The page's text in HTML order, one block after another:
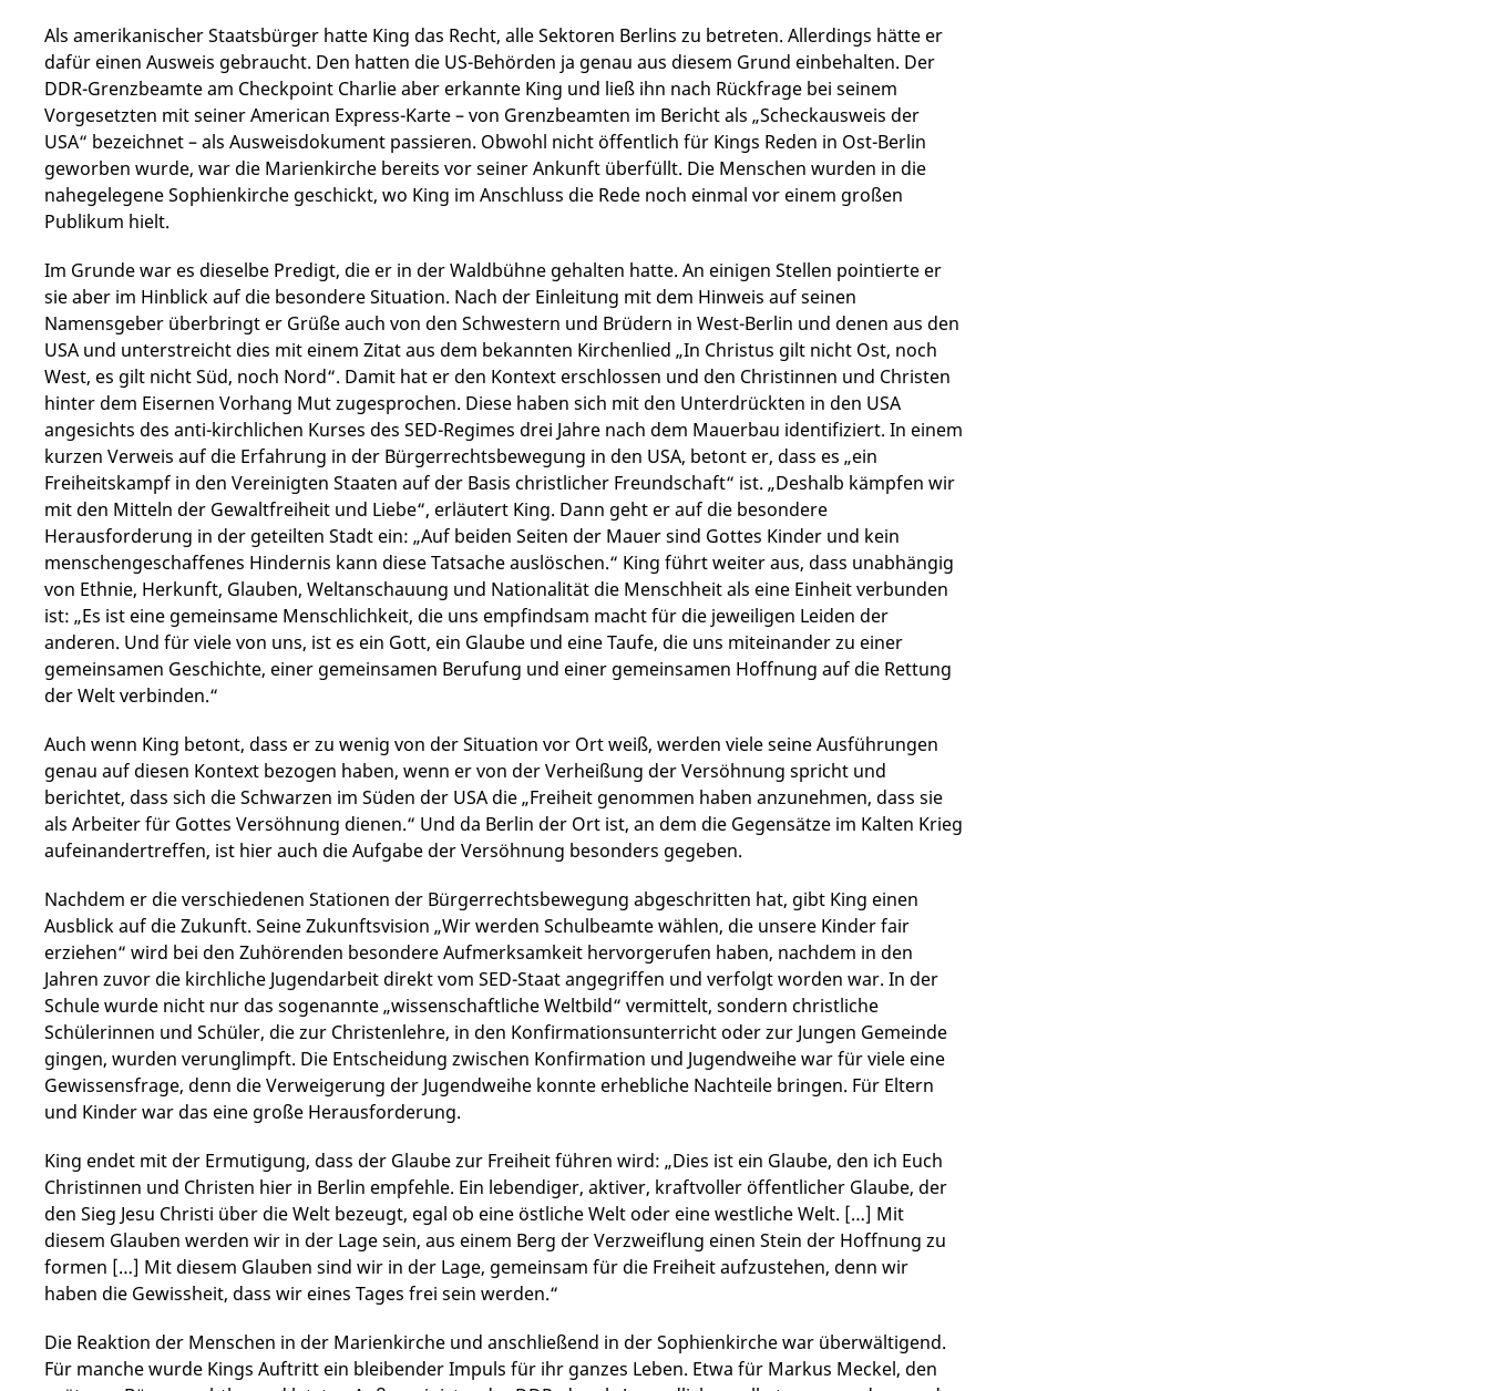
Als amerikanischer Staatsbürger hatte King das Recht, alle Sektoren Berlins zu betreten. Allerdings hätte er
dafür einen Ausweis gebraucht. Den hatten die US-Behörden ja genau aus diesem Grund einbehalten. Der
DDR-Grenzbeamte am Checkpoint Charlie aber erkannte King und ließ ihn nach Rückfrage bei seinem
Vorgesetzten mit seiner American Express-Karte – von Grenzbeamten im Bericht als „Scheckausweis der
USA“ bezeichnet – als Ausweisdokument passieren. Obwohl nicht öffentlich für Kings Reden in Ost-Berlin
geworben wurde, war die Marienkirche bereits vor seiner Ankunft überfüllt. Die Menschen wurden in die
nahegelegene Sophienkirche geschickt, wo King im Anschluss die Rede noch einmal vor einem großen
Publikum hielt.
Im Grunde war es dieselbe Predigt, die er in der Waldbühne gehalten hatte. An einigen Stellen pointierte er
sie aber im Hinblick auf die besondere Situation. Nach der Einleitung mit dem Hinweis auf seinen
Namensgeber überbringt er Grüße auch von den Schwestern und Brüdern in West-Berlin und denen aus den
USA und unterstreicht dies mit einem Zitat aus dem bekannten Kirchenlied „In Christus gilt nicht Ost, noch
West, es gilt nicht Süd, noch Nord“. Damit hat er den Kontext erschlossen und den Christinnen und Christen
hinter dem Eisernen Vorhang Mut zugesprochen. Diese haben sich mit den Unterdrückten in den USA
angesichts des anti-kirchlichen Kurses des SED-Regimes drei Jahre nach dem Mauerbau identifiziert. In einem
kurzen Verweis auf die Erfahrung in der Bürgerrechtsbewegung in den USA, betont er, dass es „ein
Freiheitskampf in den Vereinigten Staaten auf der Basis christlicher Freundschaft“ ist. „Deshalb kämpfen wir
mit den Mitteln der Gewaltfreiheit und Liebe“, erläutert King. Dann geht er auf die besondere
Herausforderung in der geteilten Stadt ein: „Auf beiden Seiten der Mauer sind Gottes Kinder und kein
menschengeschaffenes Hindernis kann diese Tatsache auslöschen.“ King führt weiter aus, dass unabhängig
von Ethnie, Herkunft, Glauben, Weltanschauung und Nationalität die Menschheit als eine Einheit verbunden
ist: „Es ist eine gemeinsame Menschlichkeit, die uns empfindsam macht für die jeweiligen Leiden der
anderen. Und für viele von uns, ist es ein Gott, ein Glaube und eine Taufe, die uns miteinander zu einer
gemeinsamen Geschichte, einer gemeinsamen Berufung und einer gemeinsamen Hoffnung auf die Rettung
der Welt verbinden.“
Auch wenn King betont, dass er zu wenig von der Situation vor Ort weiß, werden viele seine Ausführungen
genau auf diesen Kontext bezogen haben, wenn er von der Verheißung der Versöhnung spricht und
berichtet, dass sich die Schwarzen im Süden der USA die „Freiheit genommen haben anzunehmen, dass sie
als Arbeiter für Gottes Versöhnung dienen.“ Und da Berlin der Ort ist, an dem die Gegensätze im Kalten Krieg
aufeinandertreffen, ist hier auch die Aufgabe der Versöhnung besonders gegeben.
Nachdem er die verschiedenen Stationen der Bürgerrechtsbewegung abgeschritten hat, gibt King einen
Ausblick auf die Zukunft. Seine Zukunftsvision „Wir werden Schulbeamte wählen, die unsere Kinder fair
erziehen“ wird bei den Zuhörenden besondere Aufmerksamkeit hervorgerufen haben, nachdem in den
Jahren zuvor die kirchliche Jugendarbeit direkt vom SED-Staat angegriffen und verfolgt worden war. In der
Schule wurde nicht nur das sogenannte „wissenschaftliche Weltbild“ vermittelt, sondern christliche
Schülerinnen und Schüler, die zur Christenlehre, in den Konfirmationsunterricht oder zur Jungen Gemeinde
gingen, wurden verunglimpft. Die Entscheidung zwischen Konfirmation und Jugendweihe war für viele eine
Gewissensfrage, denn die Verweigerung der Jugendweihe konnte erhebliche Nachteile bringen. Für Eltern
und Kinder war das eine große Herausforderung.
King endet mit der Ermutigung, dass der Glaube zur Freiheit führen wird: „Dies ist ein Glaube, den ich Euch
Christinnen und Christen hier in Berlin empfehle. Ein lebendiger, aktiver, kraftvoller öffentlicher Glaube, der
den Sieg Jesu Christi über die Welt bezeugt, egal ob eine östliche Welt oder eine westliche Welt. […] Mit
diesem Glauben werden wir in der Lage sein, aus einem Berg der Verzweiflung einen Stein der Hoffnung zu
formen […] Mit diesem Glauben sind wir in der Lage, gemeinsam für die Freiheit aufzustehen, denn wir
haben die Gewissheit, dass wir eines Tages frei sein werden.“
Die Reaktion der Menschen in der Marienkirche und anschließend in der Sophienkirche war überwältigend.
Für manche wurde Kings Auftritt ein bleibender Impuls für ihr ganzes Leben. Etwa für Markus Meckel, den